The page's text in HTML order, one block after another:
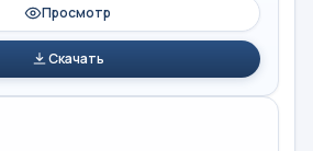
Просмотр
Скачать